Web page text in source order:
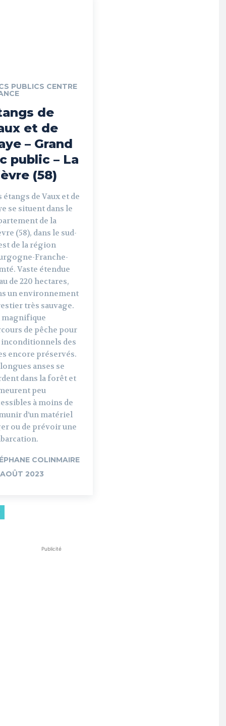
PUBLICS CENTRE
de
et de
– Grand
public – La
(58)
étangs de Vaux et de
se situent dans le
de la
(58), dans le sud-
de la région
Franche-
Vaste étendue
de 220 hectares,
un environnement
très sauvage.
magnifique
de pêche pour
inconditionnels des
encore préservés.
anses se
dans la forêt et
peu
à moins de
d’un matériel
ou de prévoir une
COLINMAIRE
2023
Publicité